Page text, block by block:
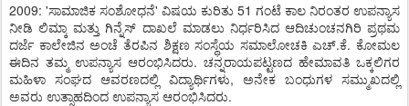
2009: 'ಸಾಮಾಜಿಕ ಸಂಶೋಧನೆ' ವಿಷಯ ಕುರಿತು 51 ಗಂಟೆ ಕಾಲ ನಿರಂತರ ಉಪನ್ಯಾಸ
ನೀಡಿ ಲಿಮ್ಕಾ ಮತ್ತು ಗಿನ್ನೆಸ್ ದಾಖಲೆ ಮಾಡಲು ನಿರ್ಧರಿಸಿದ ಆದಿಚುಂಚನಗಿರಿ ಪ್ರಥಮ
ದರ್ಜೆ ಕಾಲೇಜಿನ ಅಂಚೆ ತೆರಪಿನ ಶಿಕ್ಷಣ ಸಂಸ್ಥೆಯ ಸಮಾಲೋಚಕಿ ಎಚ್.ಕೆ. ಕೋಮಲ
ಈದಿನ ತಮ್ಮ ಉಪನ್ಯಾಸ ಆರಂಭಿಸಿದರು. ಚನ್ನರಾಯಪಟ್ಟಣದ ಹೇಮಾವತಿ ಒಕ್ಕಲಿಗರ
ಮಹಿಳಾ ಸಂಘದ ಆವರಣದಲ್ಲಿ ವಿದ್ಯಾರ್ಥಿಗಳು, ಅನೇಕ ಬಂಧುಗಳ ಸಮ್ಮುಖದಲ್ಲಿ
ಅವರು ಉತ್ಸಾಹದಿಂದ ಉಪನ್ಯಾಸ ಆರಂಭಿಸಿದರು.